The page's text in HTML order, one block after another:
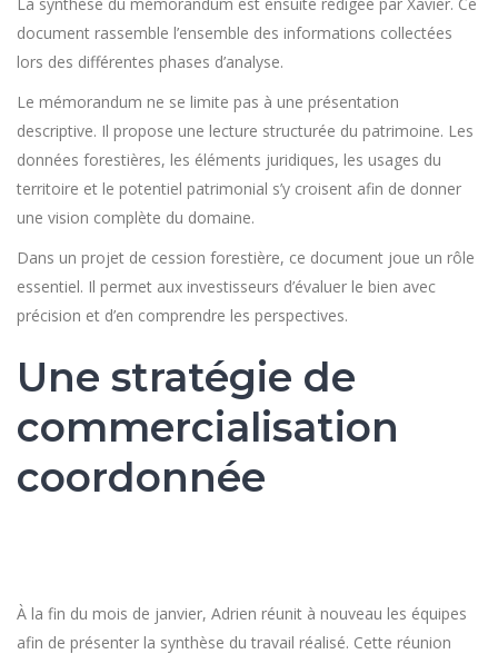
document rassemble l’ensemble des informations collectées
lors des différentes phases d’analyse.
Le mémorandum ne se limite pas à une présentation
descriptive. Il propose une lecture structurée du patrimoine. Les
données forestières, les éléments juridiques, les usages du
territoire et le potentiel patrimonial s’y croisent afin de donner
une vision complète du domaine.
Dans un projet de cession forestière, ce document joue un rôle
essentiel. Il permet aux investisseurs d’évaluer le bien avec
précision et d’en comprendre les perspectives.
Une stratégie de
commercialisation
coordonnée
À la fin du mois de janvier, Adrien réunit à nouveau les équipes
afin de présenter la synthèse du travail réalisé. Cette réunion